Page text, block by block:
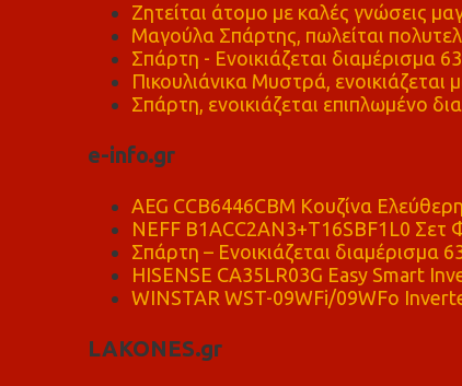
Ζητείται άτομο με καλές γνώσεις
Μαγούλα Σπάρτης, πωλείται
Σπάρτη - Ενοικιάζεται διαμέρισμα
Πικουλιάνικα Μυστρά, ενοικιάζεται
Σπάρτη, ενοικιάζεται επιπλωμένο
e-info.gr
AEG CCB6446CBM Κουζίνα Ελεύθερη
NEFF B1ACC2AN3+T16SBF1L0 Σετ
Σπάρτη – Ενοικιάζεται διαμέρισμα
HISENSE CA35LR03G Easy Smart
WINSTAR WST-09WFi/09WFo
LAKONES.gr